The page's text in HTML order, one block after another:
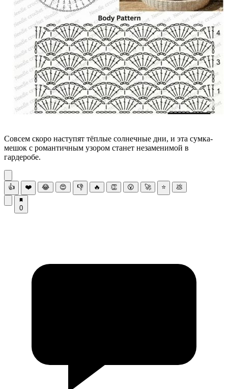
Совсем скоро наступят тёплые солнечные дни, и эта сумка-
мешок с романтичным узором станет незаменимой в
гардеробе.
👍 ❤️ 😂 😍 👎 🔥 👏 😮 🚀 ⭐ 💩
0